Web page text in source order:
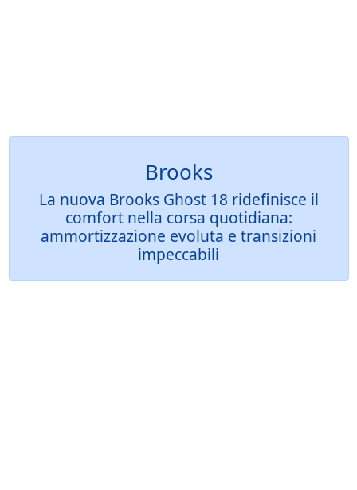
Brooks
La nuova Brooks Ghost 18 ridefinisce il
comfort nella corsa quotidiana:
ammortizzazione evoluta e transizioni
impeccabili